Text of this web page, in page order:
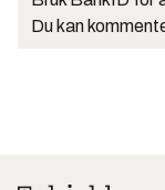
Du kan